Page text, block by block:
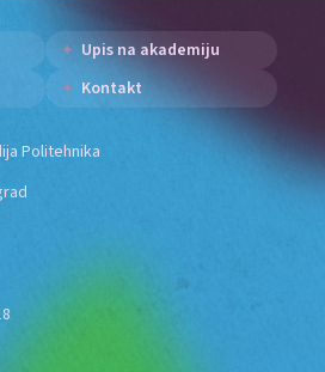
Upis na akademiju
Kontakt
Politehnika